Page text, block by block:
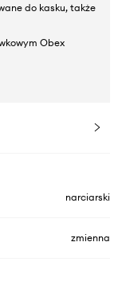
do kasku, także
Obex
narciarski
zmienna